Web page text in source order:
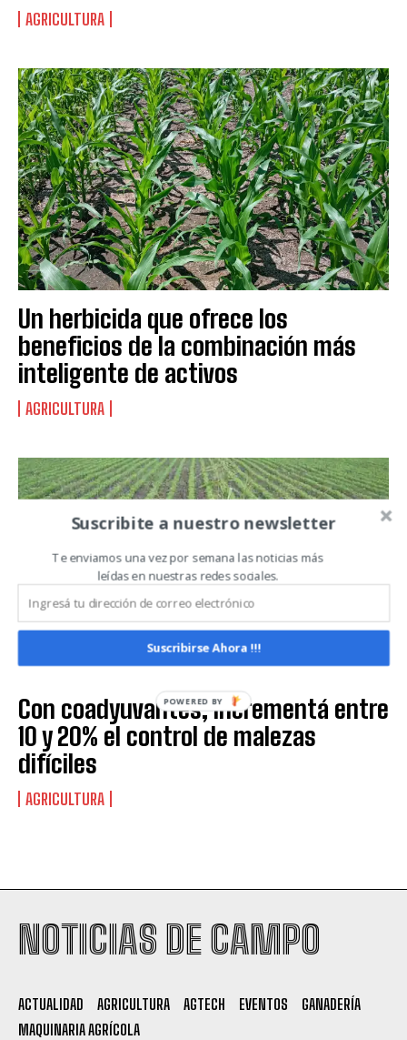
Suscribite al Newsletter
QUIERO SUSCRIBIRME
Leí y acepto la
AGRICULTURA
Un herbicida que ofrece los
beneficios de la combinación más
inteligente de activos
AGRICULTURA
Con coadyuvantes, incrementá entre
10 y 20% el control de malezas
difíciles
AGRICULTURA
NOTICIAS DE CAMPO
ACTUALIDAD AGRICULTURA AGTECH EVENTOS
GANADERÍA
MAQUINARIA AGRÍCOLA
Suscribite a nuestro newsletter
Te enviamos una vez por semana las noticias más
leídas en nuestras redes sociales.
Suscribirse Ahora !!!
POWERED BY